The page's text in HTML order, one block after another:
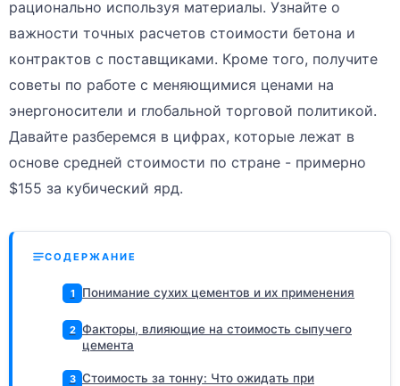
рационально используя материалы. Узнайте о
важности точных расчетов стоимости бетона и
контрактов с поставщиками. Кроме того, получите
советы по работе с меняющимися ценами на
энергоносители и глобальной торговой политикой.
Давайте разберемся в цифрах, которые лежат в
основе средней стоимости по стране - примерно
$155 за кубический ярд.
СОДЕРЖАНИЕ
1 Понимание сухих цементов и их применения
2 Факторы, влияющие на стоимость сыпучего
цемента
3 Стоимость за тонну: Что ожидать при